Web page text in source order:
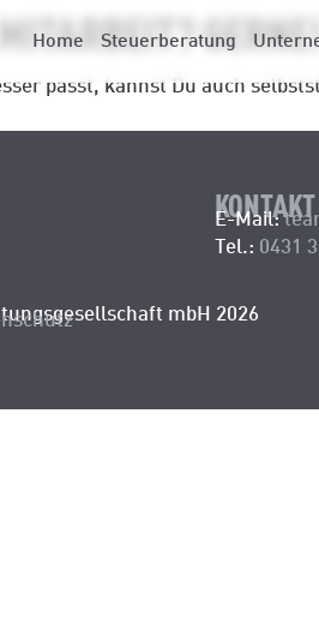
Home Steuerberatung
passt, kannst Du auch
KONTAKT
E-Mail:
Tel.: 0431
mbH 2026